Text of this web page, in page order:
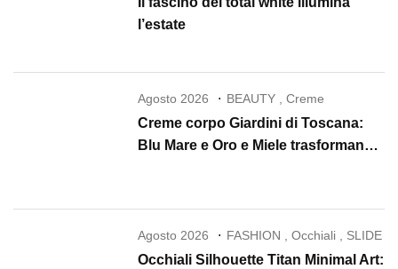
l’estate
Agosto 2026 BEAUTY ,Creme
Creme corpo Giardini di Toscana:
Blu Mare e Oro e Miele trasformano
Agosto 2026 FASHION ,Occhiali , SLIDE
Occhiali Silhouette Titan Minimal Art: